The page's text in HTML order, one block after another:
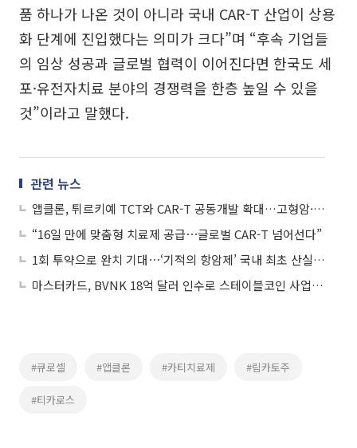
품 하나가 나온 것이 아니라 국내 CAR-T 산업이 상용
화 단계에 진입했다는 의미가 크다”며 “후속 기업들
의 임상 성공과 글로벌 협력이 이어진다면 한국도 세
포·유전자치료 분야의 경쟁력을 한층 높일 수 있을
것”이라고 말했다.
관련 뉴스
앱클론, 튀르키예 TCT와 CAR-T 공동개발 확대…고형암·인비보 치료제 공략
“16일 만에 맞춤형 치료제 공급⋯글로벌 CAR-T 넘어선다”
1회 투약으로 완치 기대⋯‘기적의 항암제’ 국내 최초 산실을 가다
마스터카드, BVNK 18억 달러 인수로 스테이블코인 사업 본격 확장
#큐로셀 #앱클론 #카티치료제 #림카토주
#티카로스